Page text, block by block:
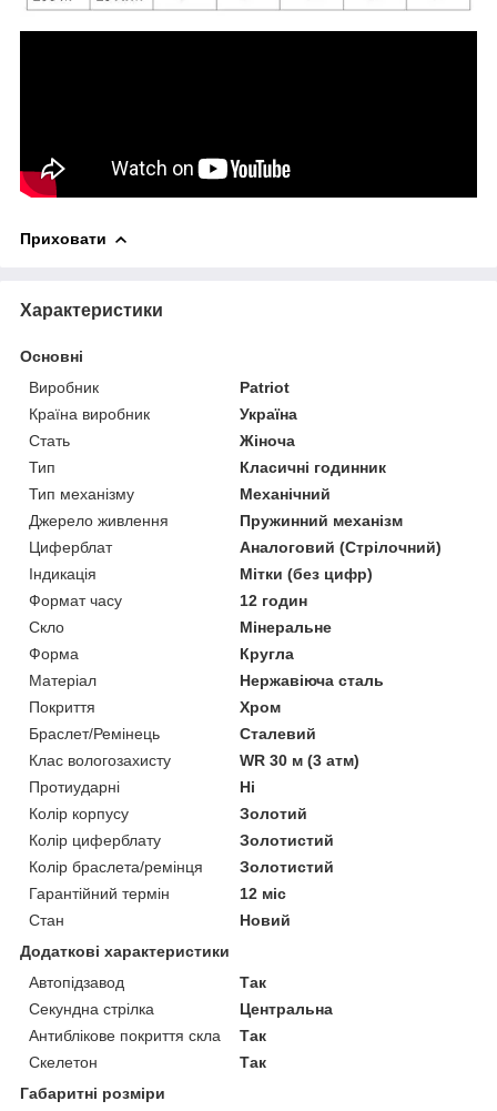
Приховати
Характеристики
Основні
Виробник
Patriot
Країна виробник
Україна
Стать
Жіноча
Тип
Класичні годинник
Тип механізму
Механічний
Джерело живлення
Пружинний механізм
Циферблат
Аналоговий (Стрілочний)
Індикація
Мітки (без цифр)
Формат часу
12 годин
Скло
Мінеральне
Форма
Кругла
Матеріал
Нержавіюча сталь
Покриття
Хром
Браслет/Ремінець
Сталевий
Клас вологозахисту
WR 30 м (3 атм)
Протиударні
Ні
Колір корпусу
Золотий
Колір циферблату
Золотистий
Колір браслета/ремінця
Золотистий
Гарантійний термін
12 міс
Стан
Новий
Додаткові характеристики
Автопідзавод
Так
Секундна стрілка
Центральна
Антиблікове покриття скла
Так
Скелетон
Так
Габаритні розміри